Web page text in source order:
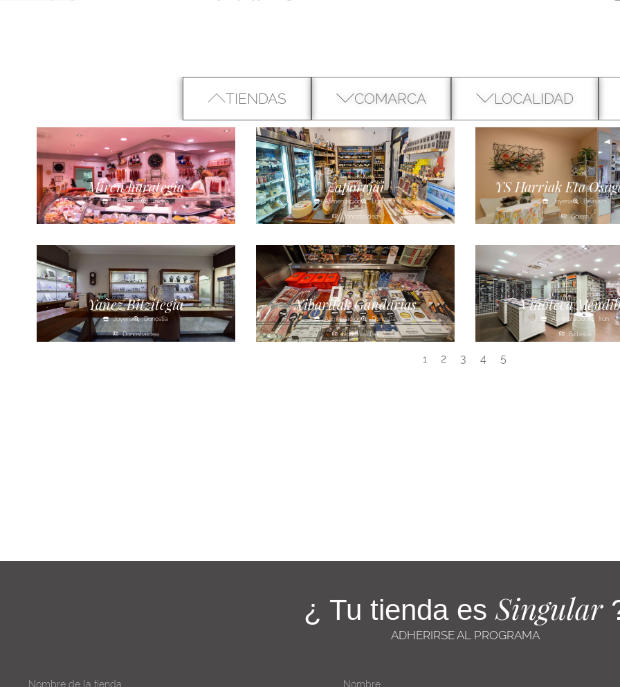
TIENDAS COMARCA LOCALIDAD
Miren harategia
Carnicería Tolosa
Tolosaldea
Zaporejai
Alimentación Donostia
Donostialdea
YS Harriak Eta
Joyería Beasaini
Goierri
Yañez Bitzitegia
Joyería Donostia
Donostialdea
Xibaritak Gandarias
Alimentación Donostia
Donostialdea
Vinoteca
Alimentación Irún
Bidasoa
1 2 3 4 5
¿ Tu tienda esSingular
ADHERIRSE AL PROGRAMA